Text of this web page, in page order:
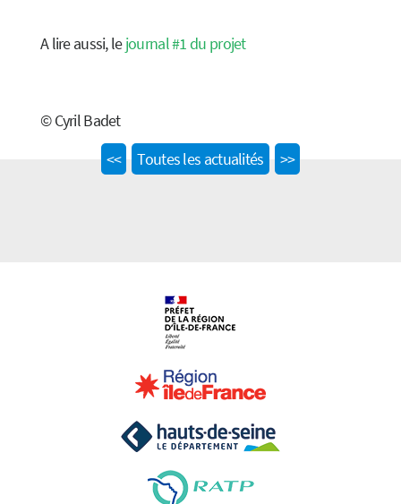
A lire aussi, lejournal #1 du projet
© Cyril Badet
<<Previous
Toutes les actualités >>Next